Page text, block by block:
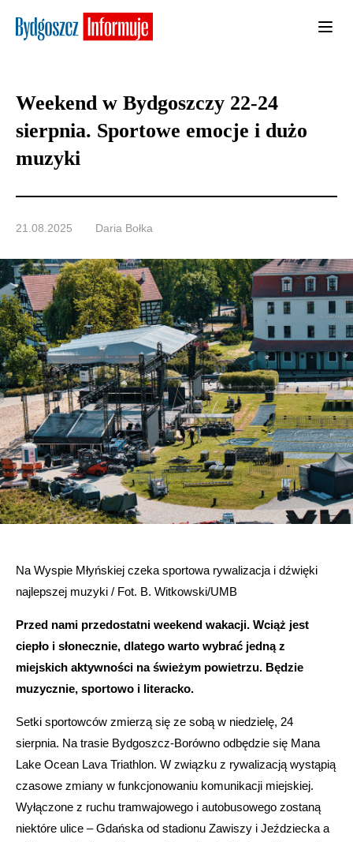
Weekend w Bydgoszczy 22-24
sierpnia. Sportowe emocje i dużo
muzyki
21.08.2025 Daria Bołka
Na Wyspie Młyńskiej czeka sportowa rywalizacja i dźwięki
najlepszej muzyki / Fot. B. Witkowski/UMB
Przed nami przedostatni weekend wakacji. Wciąż jest
ciepło i słonecznie, dlatego warto wybrać jedną z
miejskich aktywności na świeżym powietrzu. Będzie
muzycznie, sportowo i literacko.
Setki sportowców zmierzą się ze sobą w niedzielę, 24
sierpnia. Na trasie Bydgoszcz-Borówno odbędzie się Mana
Lake Ocean Lava Triathlon. W związku z rywalizacją wystąpią
czasowe zmiany w funkcjonowaniu komunikacji miejskiej.
Wyłączone z ruchu tramwajowego i autobusowego zostaną
niektóre ulice – Gdańska od stadionu Zawiszy i Jeździecka a